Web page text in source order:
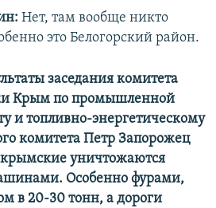
Нет, там вообще никто
это Белогорский район.
заседания комитета
Крым по промышленной
и топливно-энергетическому
комитета Петр Запорожец
крымские уничтожаются
Особенно фурами,
в 20-30 тонн, а дороги